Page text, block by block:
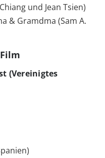
und Jean Tsien)
& Gramdma (Sam A.
(Vereinigtes